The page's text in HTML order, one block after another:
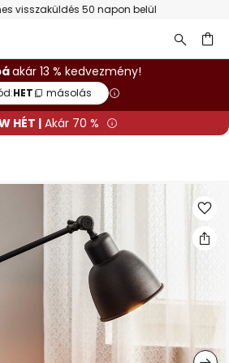
visszaküldés 50 napon belül
akár 13 % kedvezmény!
HET másolás
HÉT | Akár 70 %